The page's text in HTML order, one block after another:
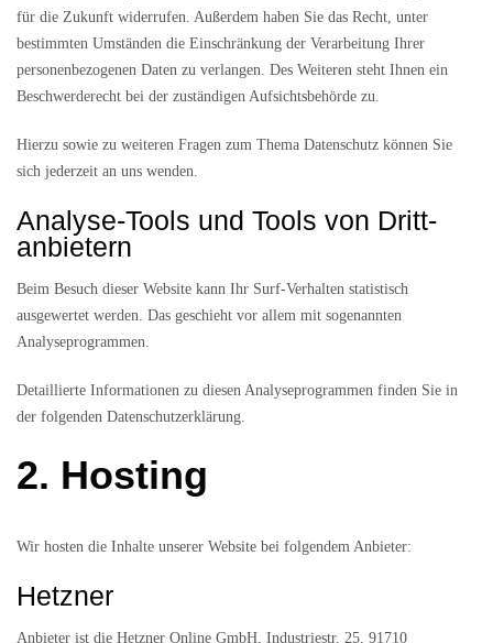
für die Zukunft widerrufen. Außerdem haben Sie das Recht, unter
bestimmten Umständen die Einschränkung der Verarbeitung Ihrer
personenbezogenen Daten zu verlangen. Des Weiteren steht Ihnen ein
Beschwerderecht bei der zuständigen Aufsichtsbehörde zu.
Hierzu sowie zu weiteren Fragen zum Thema Datenschutz können Sie
sich jederzeit an uns wenden.
Analyse-Tools und Tools von Dritt­
anbietern
Beim Besuch dieser Website kann Ihr Surf-Verhalten statistisch
ausgewertet werden. Das geschieht vor allem mit sogenannten
Analyseprogrammen.
Detaillierte Informationen zu diesen Analyseprogrammen finden Sie in
der folgenden Datenschutzerklärung.
2. Hosting
Wir hosten die Inhalte unserer Website bei folgendem Anbieter:
Hetzner
Anbieter ist die Hetzner Online GmbH, Industriestr. 25, 91710